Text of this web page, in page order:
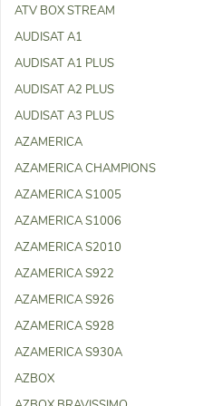
ATV BOX STREAM
AUDISAT A1
AUDISAT A1 PLUS
AUDISAT A2 PLUS
AUDISAT A3 PLUS
AZAMERICA
AZAMERICA CHAMPIONS
AZAMERICA S1005
AZAMERICA S1006
AZAMERICA S2010
AZAMERICA S922
AZAMERICA S926
AZAMERICA S928
AZAMERICA S930A
AZBOX